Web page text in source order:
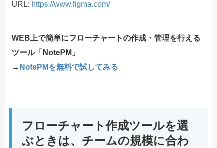
URL: https://www.figma.com/
WEB上で簡単にフローチャートの作成・管理を行える
ツール「NotePM」
→ NotePMを無料で試してみる
フローチャート作成ツールを選
ぶときは、チームの規模に合わ